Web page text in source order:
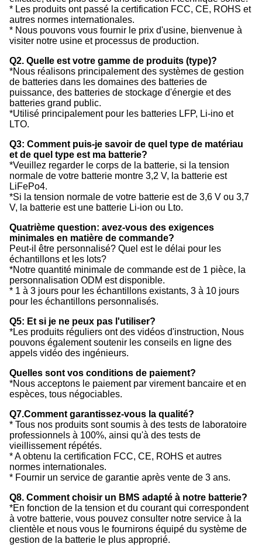
* Les produits ont passé la certification FCC, CE, ROHS et
autres normes internationales.
* Nous pouvons vous fournir le prix d'usine, bienvenue à
visiter notre usine et processus de production.
Q2. Quelle est votre gamme de produits (type)?
*Nous réalisons principalement des systèmes de gestion
de batteries dans les domaines des batteries de
puissance, des batteries de stockage d'énergie et des
batteries grand public.
*Utilisé principalement pour les batteries LFP, Li-ino et
LTO.
Q3: Comment puis-je savoir de quel type de matériau
et de quel type est ma batterie?
*Veuillez regarder le corps de la batterie, si la tension
normale de votre batterie montre 3,2 V, la batterie est
LiFePo4.
*Si la tension normale de votre batterie est de 3,6 V ou 3,7
V, la batterie est une batterie Li-ion ou Lto.
Quatrième question: avez-vous des exigences
minimales en matière de commande?
Peut-il être personnalisé? Quel est le délai pour les
échantillons et les lots?
*Notre quantité minimale de commande est de 1 pièce, la
personnalisation ODM est disponible.
* 1 à 3 jours pour les échantillons existants, 3 à 10 jours
pour les échantillons personnalisés.
Q5: Et si je ne peux pas l'utiliser?
*Les produits réguliers ont des vidéos d'instruction, Nous
pouvons également soutenir les conseils en ligne des
appels vidéo des ingénieurs.
Quelles sont vos conditions de paiement?
*Nous acceptons le paiement par virement bancaire et en
espèces, tous négociables.
Q7.Comment garantissez-vous la qualité?
* Tous nos produits sont soumis à des tests de laboratoire
professionnels à 100%, ainsi qu'à des tests de
vieillissement répétés.
* A obtenu la certification FCC, CE, ROHS et autres
normes internationales.
* Fournir un service de garantie après vente de 3 ans.
Q8. Comment choisir un BMS adapté à notre batterie?
*En fonction de la tension et du courant qui correspondent
à votre batterie, vous pouvez consulter notre service à la
clientèle et nous vous le fournirons équipé du système de
gestion de la batterie le plus approprié.